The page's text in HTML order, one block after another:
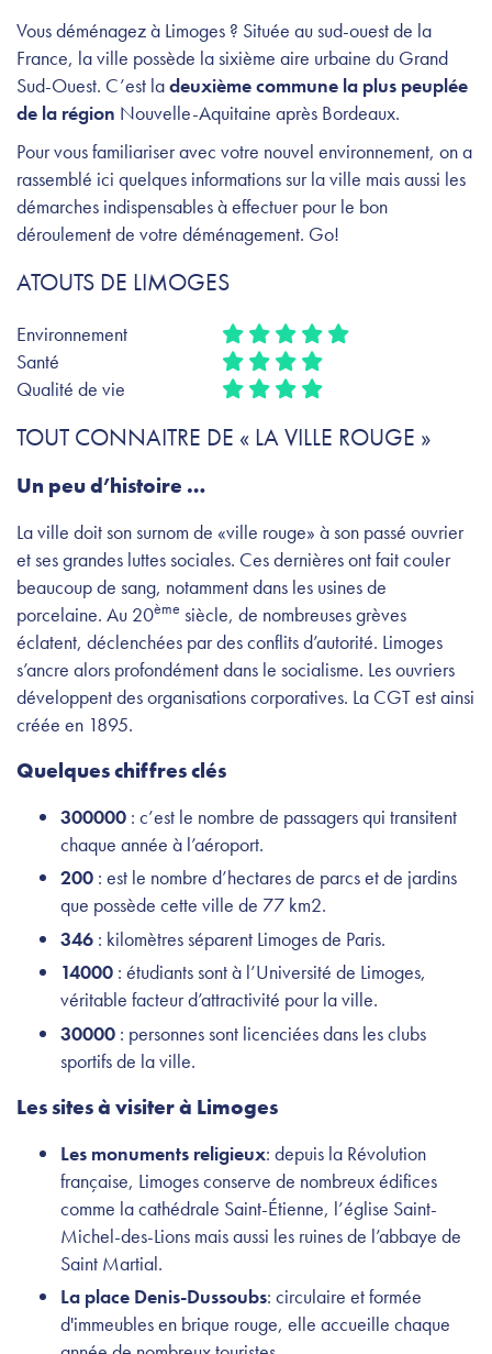
Vous déménagez à Limoges ? Située au sud-ouest de la
France, la ville possède la sixième aire urbaine du Grand
Sud-Ouest. C’est ladeuxième commune la plus peuplée
de la région Nouvelle-Aquitaine après Bordeaux.
Pour vous familiariser avec votre nouvel environnement, on a
rassemblé ici quelques informations sur la ville mais aussi les
démarches indispensables à effectuer pour le bon
déroulement de votre déménagement. Go!
ATOUTS DE LIMOGES
Environnement
Santé
Qualité de vie
TOUT CONNAITRE DE « LA VILLE ROUGE »
Un peu d’histoire …
La ville doit son surnom de «ville rouge» à son passé ouvrier
et ses grandes luttes sociales. Ces dernières ont fait couler
beaucoup de sang, notamment dans les usines de
porcelaine. Au 20ème siècle, de nombreuses grèves
éclatent, déclenchées par des conflits d’autorité. Limoges
s’ancre alors profondément dans le socialisme. Les ouvriers
développent des organisations corporatives. La CGT est ainsi
créée en 1895.
Quelques chiffres clés
300000 : c’est le nombre de passagers qui transitent
chaque année à l’aéroport.
200 : est le nombre d’hectares de parcs et de jardins
que possède cette ville de 77 km2.
346 : kilomètres séparent Limoges de Paris.
14000 : étudiants sont à l’Université de Limoges,
véritable facteur d’attractivité pour la ville.
30000 : personnes sont licenciées dans les clubs
sportifs de la ville.
Les sites à visiter à Limoges
Les monuments religieux: depuis la Révolution
française, Limoges conserve de nombreux édifices
comme la cathédrale Saint-Étienne, l’église Saint-
Michel-des-Lions mais aussi les ruines de l’abbaye de
Saint Martial.
La place Denis-Dussoubs: circulaire et formée
d'immeubles en brique rouge, elle accueille chaque